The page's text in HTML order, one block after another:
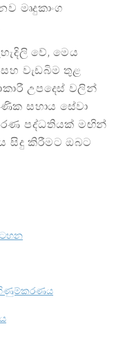
මෘදුකාංග
වේ, මෙය
වැඩබිම තුළ
උපදෙස් වලින්
සහාය සේවා
පද්ධතියක් මඟින්
සිදු කිරීමට ඔබට